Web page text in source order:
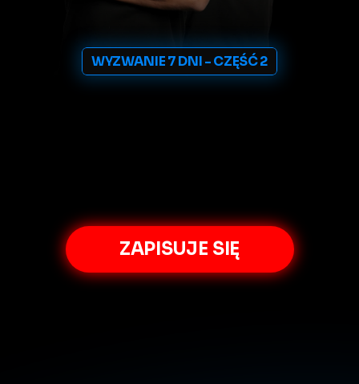
WYZWANIE 7 DNI - CZĘŚĆ 2
dniabyzacząćzarabiaćzAITradingu
ZAPISUJE SIĘ
LIVEONLINE03.08,19:00